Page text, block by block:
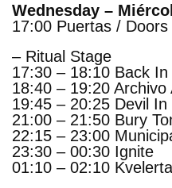
Wednesday –
17:00 Puertas / Doors
– Ritual Stage
17:30 – 18:10 Back In
18:40 – 19:20 Archivo
19:45 – 20:25 Devil In
21:00 – 21:50 Bury
22:15 – 23:00
23:30 – 00:30 Ignite
01:10 – 02:10